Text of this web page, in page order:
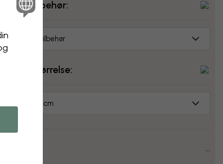
Velg tilbehør:
Ingen tilbehør
Velg størrelse:
50x50 cm
...